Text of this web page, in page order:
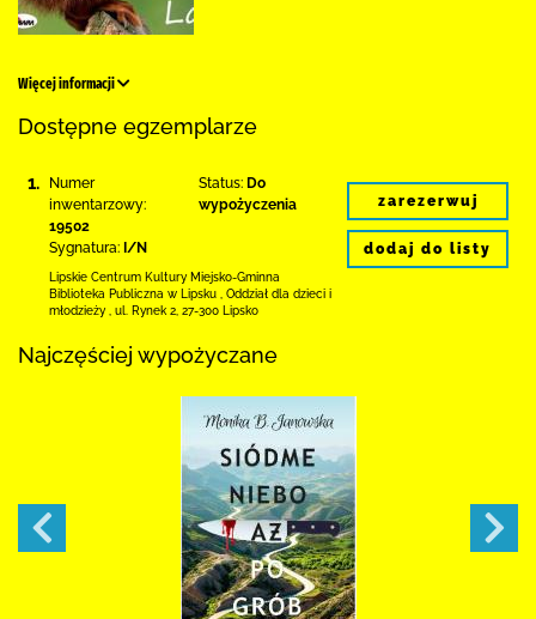
Więcej informacji
Dostępne egzemplarze
1.
Numer
inwentarzowy:
19502
Sygnatura: I/N
Status: Do
wypożyczenia
Lipskie Centrum Kultury Miejsko-Gminna
Biblioteka Publiczna w Lipsku
Oddział dla dzieci i
młodzieży , ul. Rynek 2 27-300 Lipsko
zarezerwuj
dodaj do listy
Najczęściej wypożyczane